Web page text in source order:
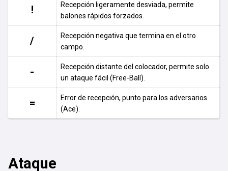
!
Recepción ligeramente desviada, permite
balones rápidos forzados.
/
Recepción negativa que termina en el otro
campo.
-
Recepción distante del colocador, permite solo
un ataque fácil (Free-Ball).
=
Error de recepción, punto para los adversarios
(Ace).
Ataque